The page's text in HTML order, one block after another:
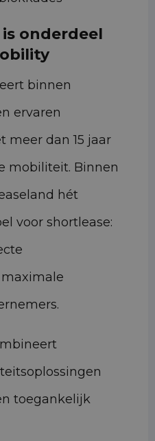
onderdeel
binnen
ervaren
meer dan 15 jaar
mobiliteit. Binnen
hét
voor shortlease:
toegankelijk